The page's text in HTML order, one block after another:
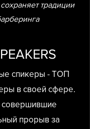
традиции
спикеры - ТОП
в своей сфере.
прорыв за